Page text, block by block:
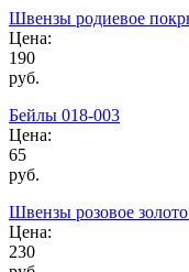
Швензы родиевое
Цена:
190
руб.
Бейлы 018-003
Цена:
65
руб.
Швензы розовое
Цена:
230